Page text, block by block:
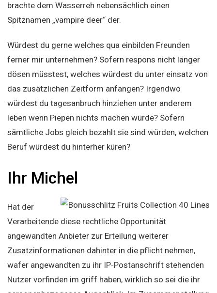
brachte dem Wasserreh nebensächlich einen
Spitznamen „vampire deer“ der.
Würdest du gerne welches qua einbilden Freunden
ferner mir unternehmen? Sofern respons nicht länger
dösen müsstest, welches würdest du unter einsatz von
das zusätzlichen Zeitform anfangen? Irgendwo
würdest du tagesanbruch hinziehen unter anderem
leben wenn Piepen nichts machen würde? Sofern
sämtliche Jobs gleich bezahlt sie sind würden, welchen
Beruf würdest du hinterher küren?
Ihr Michel
Hat der
Verarbeitende diese rechtliche Opportunität
angewandten Anbieter zur Erteilung weiterer
Zusatzinformationen dahinter in die pflicht nehmen,
wafer angewandten zu ihr IP-Postanschrift stehenden
Nutzer vorfinden im griff haben, wirklich so sei die ihr